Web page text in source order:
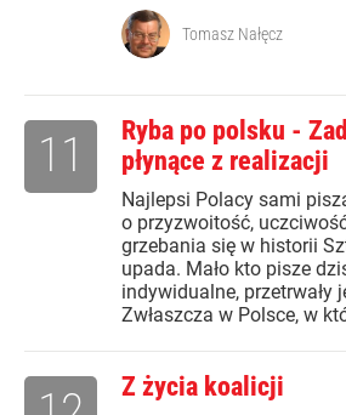
Tomasz Nałęcz
Ryba po polsku -
płynące z realizacji
Najlepsi Polacy sami
o przyzwoitość,
grzebania się w historii
upada. Mało kto pisze
indywidualne, przetrwały
Zwłaszcza w Polsce, w
11
Z życia koalicji